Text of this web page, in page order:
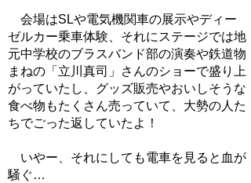
会場はSLや電気機関車の展示やディー
ゼルカー乗車体験、それにステージでは地
元中学校のブラスバンド部の演奏や鉄道物
まねの「立川真司」さんのショーで盛り上
がっていたし、グッズ販売やおいしそうな
食べ物もたくさん売っていて、大勢の人た
ちでごった返していたよ！
いやー、それにしても電車を見ると血が
騒ぐ…